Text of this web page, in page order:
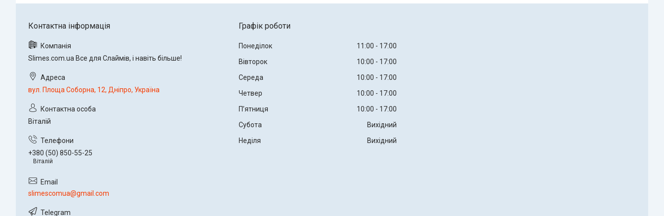
Slimes.com.ua Все для Слаймів, і навіть більше!
вул. Площа Соборна, 12, Дніпро, Україна
Віталій
+380 (50) 850-55-25
Віталій
slimescomua@gmail.com
Графік роботи
Понеділок 11:00
17:00
Вівторок
10:00
17:00
Середа
10:00
17:00
Четвер
10:00
17:00
Пʼятниця
10:00
17:00
Субота
Вихідний
Неділя
Вихідний